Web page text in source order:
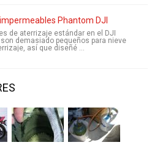
Phantom DJI
de aterrizaje estándar en el DJI
demasiado pequeños para nieve
así que diseñé ...